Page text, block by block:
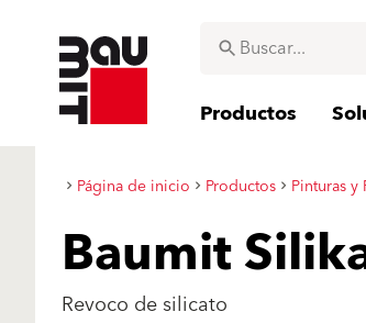
Productos
Página de inicio Productos Pinturas y
Baumit
Revoco de silicato